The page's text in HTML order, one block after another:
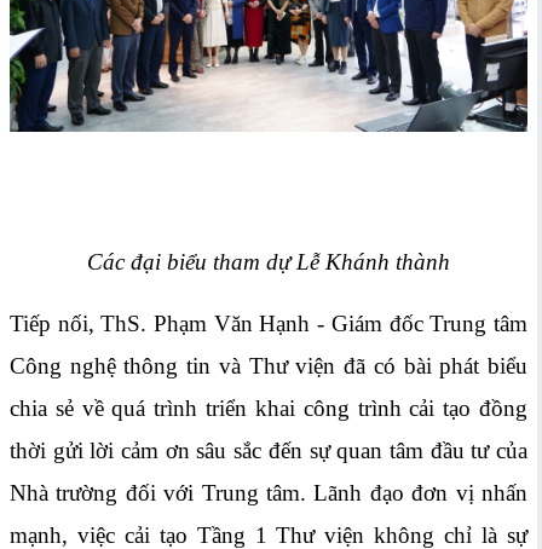
Các đại biểu tham dự Lễ Khánh thành
Tiếp nối, ThS. Phạm Văn Hạnh - Giám đốc Trung tâm
Công nghệ thông tin và Thư viện đã có bài phát biểu
chia sẻ về quá trình triển khai công trình cải tạo đồng
thời gửi lời cảm ơn sâu sắc đến sự quan tâm đầu tư của
Nhà trường đối với Trung tâm. Lãnh đạo đơn vị nhấn
mạnh, việc cải tạo Tầng 1 Thư viện không chỉ là sự